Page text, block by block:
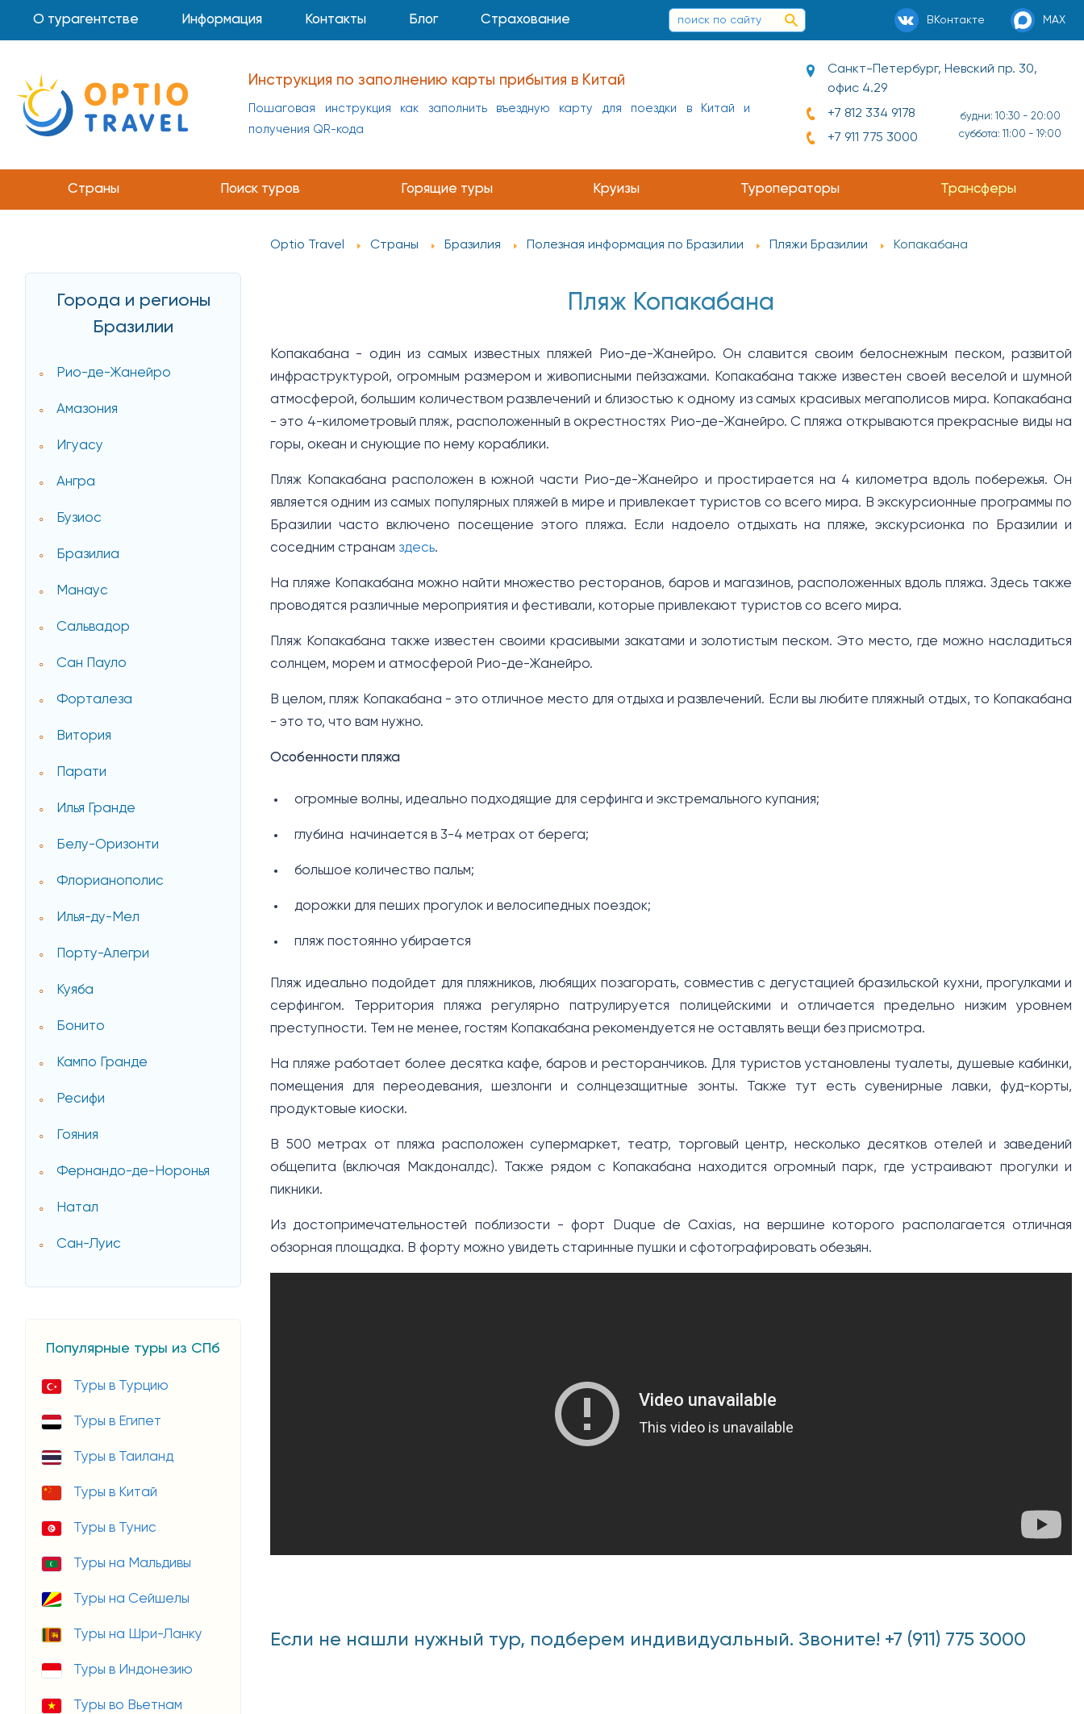
О турагентстве Информация Контакты Блог Страхование ВКонтакте MAX
Инструкция по заполнению карты прибытия в Китай
Пошаговая инструкция как заполнить въездную карту для поездки в Китай и
получения QR-кода
Санкт-Петербург, Невский пр. 30,
офис 4.29
+7 812 334 9178
+7 911 775 3000
будни: 10:30 - 20:00
суббота: 11:00 - 19:00
Страны Поиск туров Горящие туры Круизы Туроператоры Трансферы
Города и регионы
Бразилии
Рио-де-Жанейро
Амазония
Игуасу
Ангра
Бузиос
Бразилиа
Манаус
Сальвадор
Сан Пауло
Форталеза
Витория
Парати
Илья Гранде
Белу-Оризонти
Флорианополис
Илья-ду-Мел
Порту-Алегри
Куяба
Бонито
Кампо Гранде
Ресифи
Гояния
Фернандо-де-Норонья
Натал
Сан-Луис
Популярные туры из СПб
Туры в Турцию
Туры в Египет
Туры в Таиланд
Туры в Китай
Туры в Тунис
Туры на Мальдивы
Туры на Сейшелы
Туры на Шри-Ланку
Туры в Индонезию
Туры во Вьетнам
Optio Travel Страны Бразилия Полезная информация по Бразилии Пляжи Бразилии Копакабана
Пляж Копакабана
Копакабана - один из самых известных пляжей Рио-де-Жанейро. Он славится своим белоснежным песком, развитой
инфраструктурой, огромным размером и живописными пейзажами. Копакабана также известен своей веселой и шумной
атмосферой, большим количеством развлечений и близостью к одному из самых красивых мегаполисов мира. Копакабана
- это 4-километровый пляж, расположенный в окрестностях Рио-де-Жанейро. С пляжа открываются прекрасные виды на
горы, океан и снующие по нему кораблики.
Пляж Копакабана расположен в южной части Рио-де-Жанейро и простирается на 4 километра вдоль побережья. Он
является одним из самых популярных пляжей в мире и привлекает туристов со всего мира. В экскурсионные программы по
Бразилии часто включено посещение этого пляжа. Если надоело отдыхать на пляже, экскурсионка по Бразилии и
соседним странам здесь.
На пляже Копакабана можно найти множество ресторанов, баров и магазинов, расположенных вдоль пляжа. Здесь также
проводятся различные мероприятия и фестивали, которые привлекают туристов со всего мира.
Пляж Копакабана также известен своими красивыми закатами и золотистым песком. Это место, где можно насладиться
солнцем, морем и атмосферой Рио-де-Жанейро.
В целом, пляж Копакабана - это отличное место для отдыха и развлечений. Если вы любите пляжный отдых, то Копакабана
- это то, что вам нужно.
Особенности пляжа
огромные волны, идеально подходящие для серфинга и экстремального купания;
глубина начинается в 3-4 метрах от берега;
большое количество пальм;
дорожки для пеших прогулок и велосипедных поездок;
пляж постоянно убирается
Пляж идеально подойдет для пляжников, любящих позагорать, совместив с дегустацией бразильской кухни, прогулками и
серфингом. Территория пляжа регулярно патрулируется полицейскими и отличается предельно низким уровнем
преступности. Тем не менее, гостям Копакабана рекомендуется не оставлять вещи без присмотра.
На пляже работает более десятка кафе, баров и ресторанчиков. Для туристов установлены туалеты, душевые кабинки,
помещения для переодевания, шезлонги и солнцезащитные зонты. Также тут есть сувенирные лавки, фуд-корты,
продуктовые киоски.
В 500 метрах от пляжа расположен супермаркет, театр, торговый центр, несколько десятков отелей и заведений
общепита (включая Макдоналдс). Также рядом с Копакабана находится огромный парк, где устраивают прогулки и
пикники.
Из достопримечательностей поблизости - форт Duque de Caxias, на вершине которого располагается отличная
обзорная площадка. В форту можно увидеть старинные пушки и сфотографировать обезьян.
Если не нашли нужный тур, подберем индивидуальный. Звоните! +7 (911) 775 3000